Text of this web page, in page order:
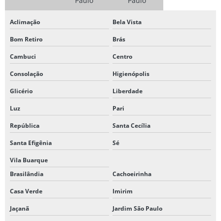
GRAFICA DE CANECAS PERSONALIZADAS
GRAFICA DE CARIMBOS
GRAFICA PARA ENCADERNAÇÃO DE TCC
GRAFICA IMPRESSÃO DE APOSTILAS
GRAFICA IMPRESSÃO DE FAIXA
GRAFICA PARA IMPRESSÃO DE FLYERS
GRAFICA PARA IMPRESSÃO DE PANFLETOS
GRAFICA PAPEL TIMBRADO SP
GRÁFICA DE PERSONALIZAÇÃO A LASER
Aclimação Bela Vista
Bom Retiro Brás
Cambuci Centro
Consolação Higienópolis
Glicério Liberdade
Luz Pari
República Santa Cecília
Santa Efigênia Sé
Vila Buarque
Brasilândia
Cachoeirinha
Casa Verde Imirim
Jaçanã Jardim São Paulo